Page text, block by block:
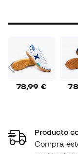
78,99 €
Producto
Compra